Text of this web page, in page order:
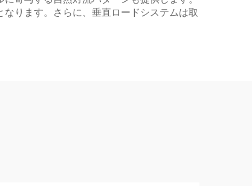
ります。さらに、垂直ロードシステムは取